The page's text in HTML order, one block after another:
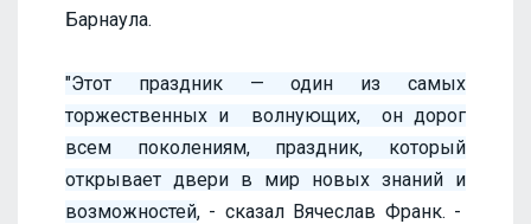
Барнаула.
"Этот праздник — один из самых
торжественных и волнующих, он дорог
всем поколениям, праздник, который
открывает двери в мир новых знаний и
возможностей, - сказал Вячеслав Франк. -